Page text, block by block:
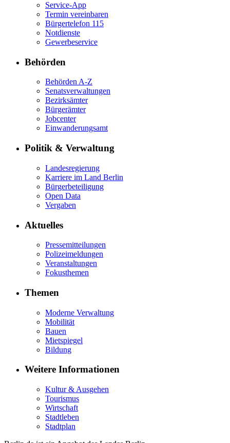
Service-App
Termin vereinbaren
Bürgertelefon 115
Notdienste
Gewerbeservice
Behörden
Behörden A-Z
Senatsverwaltungen
Bezirksämter
Bürgerämter
Jobcenter
Einwanderungsamt
Politik & Verwaltung
Landesregierung
Karriere im Land Berlin
Bürgerbeteiligung
Open Data
Vergaben
Aktuelles
Pressemitteilungen
Polizeimeldungen
Veranstaltungen
Fokusthemen
Themen
Moderne Verwaltung
Mobilität
Bauen
Mietspiegel
Bildung
Weitere Informationen
Kultur & Ausgehen
Tourismus
Wirtschaft
Stadtleben
Stadtplan